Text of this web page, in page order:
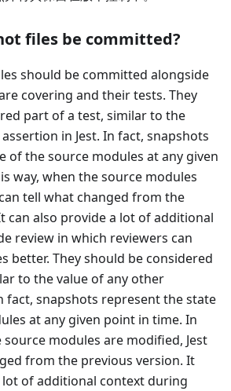
files be committed?
should be committed alongside
covering and their tests. They
part of a test, similar to the
in Jest. In fact, snapshots
of the source modules at any given
way, when the source modules
tell what changed from the
can also provide a lot of additional
review in which reviewers can
better. They should be considered
to the value of any other
fact, snapshots represent the state
at any given point in time. In
modules are modified, Jest
from the previous version. It
lot of additional context during